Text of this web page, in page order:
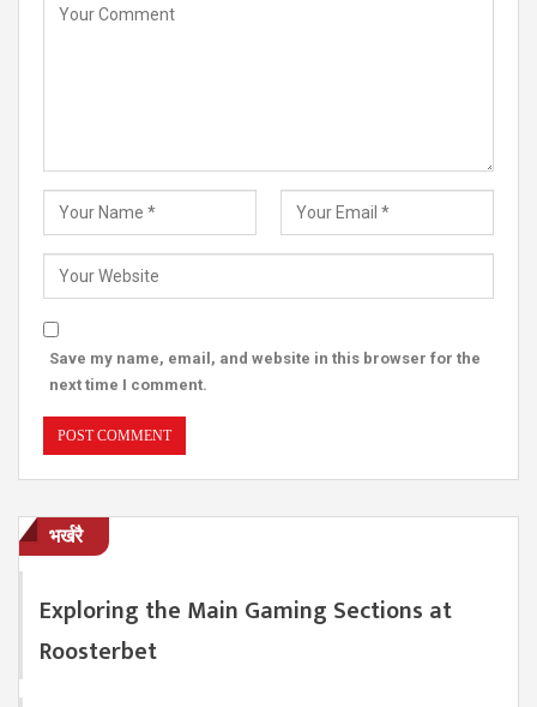
Save my name, email, and website in this browser for the
next time I comment.
भर्खरै
Exploring the Main Gaming Sections at
Roosterbet